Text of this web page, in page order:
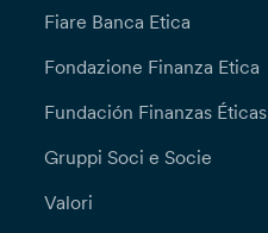
Fiare Banca Etica
Fondazione Finanza Etica
Fundación Finanzas Éticas
Gruppi Soci e Socie
Valori